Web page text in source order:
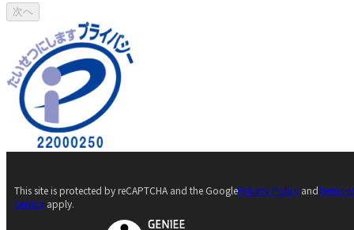
次へ
This site is protected by reCAPTCHA and the GooglePrivacy Policy andTerms
Service apply.